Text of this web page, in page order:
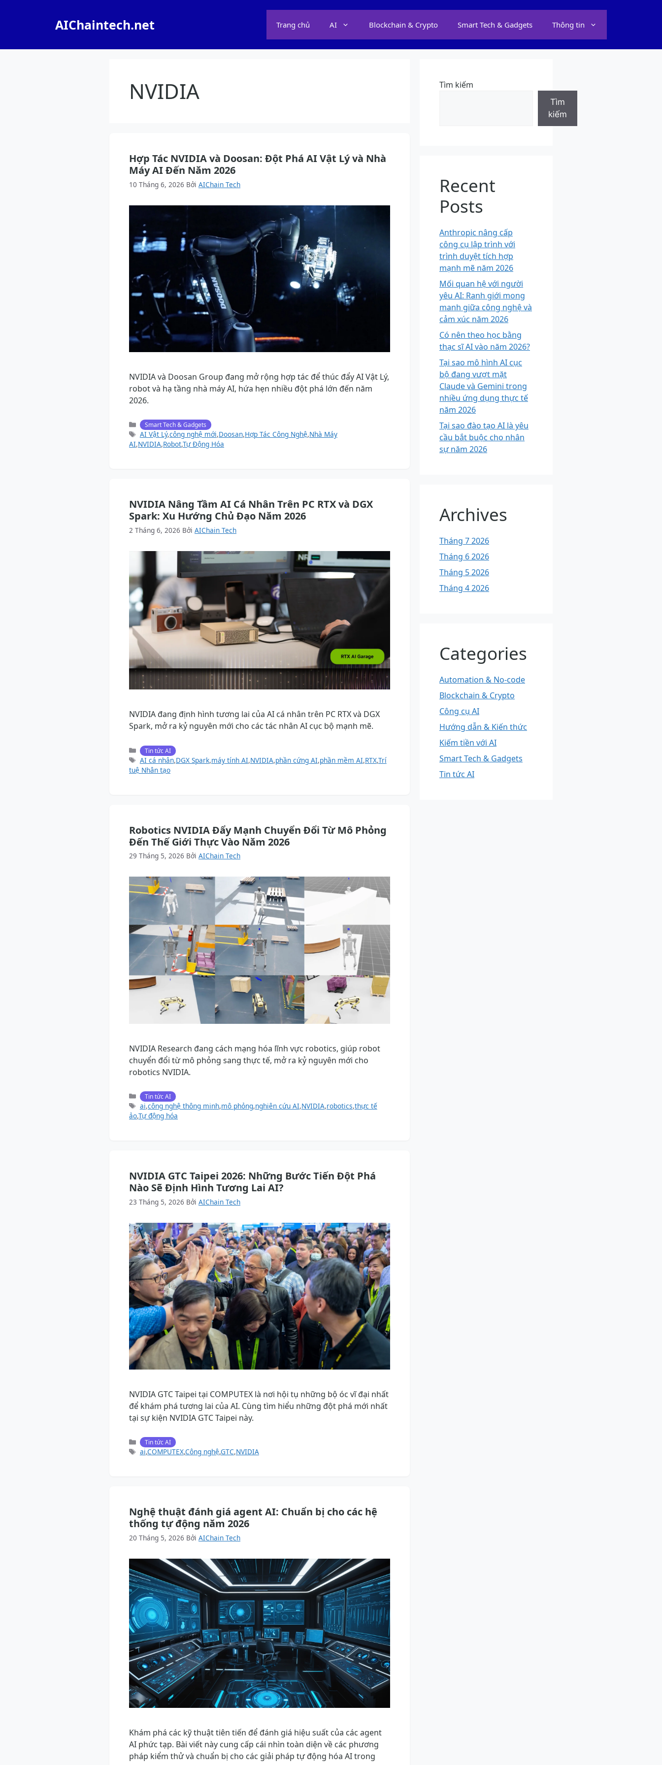
AIChaintech.net Trang chủ AI Blockchain & Crypto Smart Tech & Gadgets Thông tin
NVIDIA
Hợp Tác NVIDIA và Doosan: Đột Phá AI Vật Lý và Nhà
Máy AI Đến Năm 2026
10 Tháng 6, 2026 Bởi AIChain Tech
NVIDIA và Doosan Group đang mở rộng hợp tác để thúc đẩy AI Vật Lý,
robot và hạ tầng nhà máy AI, hứa hẹn nhiều đột phá lớn đến năm
2026.
Danh
mục
Smart Tech & Gadgets
Thẻ
AI Vật Lý,công nghệ mới,Doosan,Hợp Tác Công Nghệ,Nhà Máy
AI,NVIDIA,Robot,Tự Động Hóa
NVIDIA Nâng Tầm AI Cá Nhân Trên PC RTX và DGX
Spark: Xu Hướng Chủ Đạo Năm 2026
2 Tháng 6, 2026 Bởi AIChain Tech
NVIDIA đang định hình tương lai của AI cá nhân trên PC RTX và DGX
Spark, mở ra kỷ nguyên mới cho các tác nhân AI cục bộ mạnh mẽ.
Danh
mục
Tin tức AI
Thẻ
AI cá nhân,DGX Spark,máy tính AI,NVIDIA,phần cứng AI,phần mềm AI,RTX,Trí
tuệ Nhân tạo
Robotics NVIDIA Đẩy Mạnh Chuyển Đổi Từ Mô Phỏng
Đến Thế Giới Thực Vào Năm 2026
29 Tháng 5, 2026 Bởi AIChain Tech
NVIDIA Research đang cách mạng hóa lĩnh vực robotics, giúp robot
chuyển đổi từ mô phỏng sang thực tế, mở ra kỷ nguyên mới cho
robotics NVIDIA.
Danh
mục
Tin tức AI
Thẻ
ai,công nghệ thông minh,mô phỏng,nghiên cứu AI,NVIDIA,robotics,thực tế
ảo,Tự động hóa
NVIDIA GTC Taipei 2026: Những Bước Tiến Đột Phá
Nào Sẽ Định Hình Tương Lai AI?
23 Tháng 5, 2026 Bởi AIChain Tech
NVIDIA GTC Taipei tại COMPUTEX là nơi hội tụ những bộ óc vĩ đại nhất
để khám phá tương lai của AI. Cùng tìm hiểu những đột phá mới nhất
tại sự kiện NVIDIA GTC Taipei này.
Danh
mục
Tin tức AI
Thẻ
ai,COMPUTEX,Công nghệ,GTC,NVIDIA
Nghệ thuật đánh giá agent AI: Chuẩn bị cho các hệ
thống tự động năm 2026
20 Tháng 5, 2026 Bởi AIChain Tech
Khám phá các kỹ thuật tiên tiến để đánh giá hiệu suất của các agent
AI phức tạp. Bài viết này cung cấp cái nhìn toàn diện về các phương
pháp kiểm thử và chuẩn bị cho các giải pháp tự động hóa AI trong
Tìm kiếm
Tìm
kiếm
Recent
Posts
Anthropic nâng cấp
công cụ lập trình với
trình duyệt tích hợp
mạnh mẽ năm 2026
Mối quan hệ với người
yêu AI: Ranh giới mong
manh giữa công nghệ và
cảm xúc năm 2026
Có nên theo học bằng
thạc sĩ AI vào năm 2026?
Tại sao mô hình AI cục
bộ đang vượt mặt
Claude và Gemini trong
nhiều ứng dụng thực tế
năm 2026
Tại sao đào tạo AI là yêu
cầu bắt buộc cho nhân
sự năm 2026
Archives
Tháng 7 2026
Tháng 6 2026
Tháng 5 2026
Tháng 4 2026
Categories
Automation & No-code
Blockchain & Crypto
Công cụ AI
Hướng dẫn & Kiến thức
Kiếm tiền với AI
Smart Tech & Gadgets
Tin tức AI